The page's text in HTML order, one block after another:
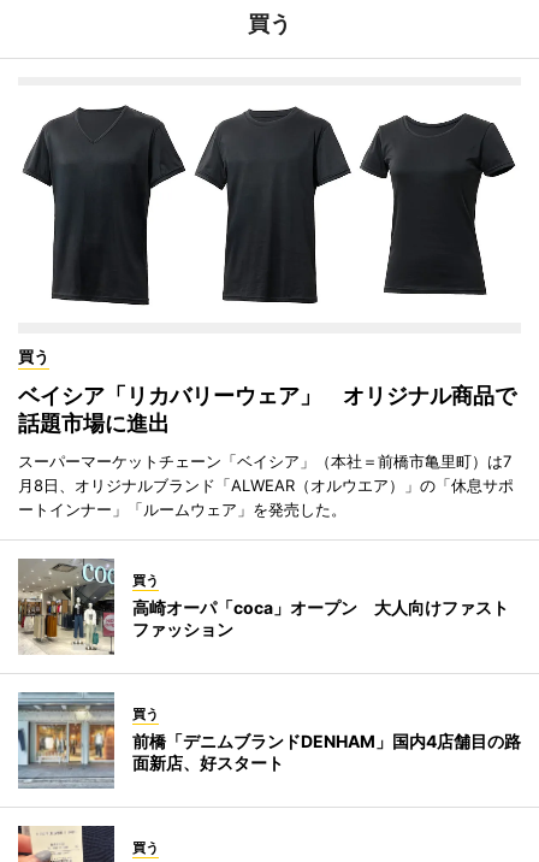
買う
買う
ベイシア「リカバリーウェア」 オリジナル商品で
話題市場に進出
スーパーマーケットチェーン「ベイシア」（本社＝前橋市亀里町）は7
月8日、オリジナルブランド「ALWEAR（オルウエア）」の「休息サポ
ートインナー」「ルームウェア」を発売した。
買う
高崎オーパ「coca」オープン 大人向けファスト
ファッション
買う
前橋「デニムブランドDENHAM」国内4店舗目の路
面新店、好スタート
買う